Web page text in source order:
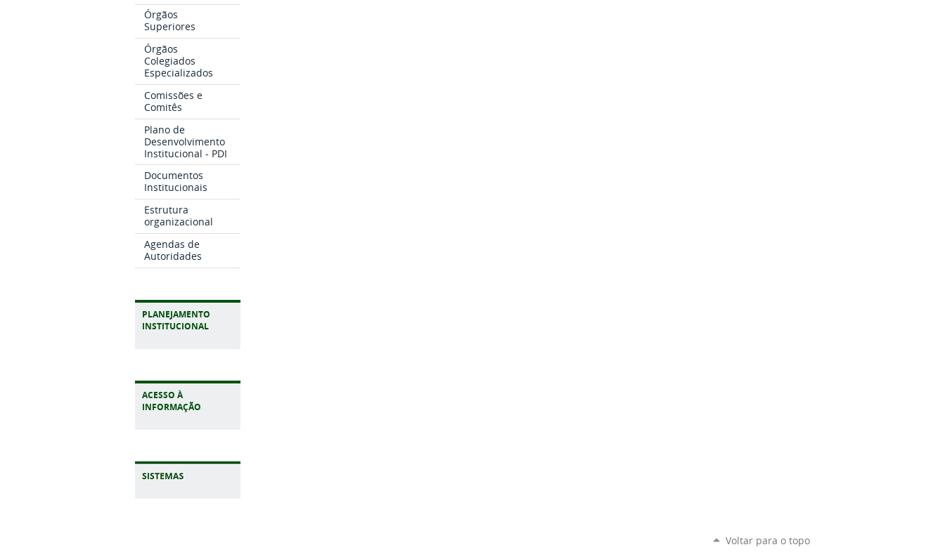
Órgãos
Superiores
Órgãos
Colegiados
Especializados
Comissões e
Comitês
Plano de
Desenvolvimento
Institucional - PDI
Documentos
Institucionais
Estrutura
organizacional
Agendas de
Autoridades
PLANEJAMENTO
INSTITUCIONAL
ACESSO À
INFORMAÇÃO
Voltar para o topo